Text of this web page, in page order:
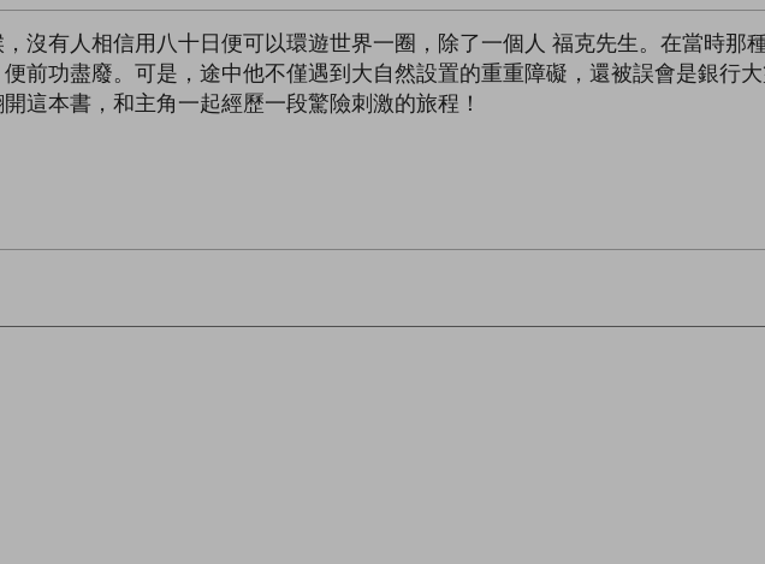
沒有人相信用八十日便可以環遊世界一圈，除了一個人 福克先生。在當時那
前功盡廢。可是，途中他不僅遇到大自然設置的重重障礙，還被誤會是銀行
這本書，和主角一起經歷一段驚險刺激的旅程！